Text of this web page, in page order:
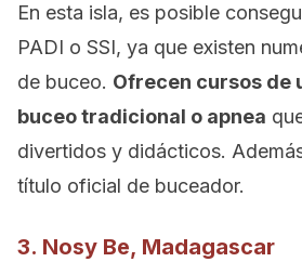
En esta isla, es posible
PADI o SSI, ya que existen
de buceo. Ofrecen cursos de
buceo tradicional o apnea
divertidos y didácticos.
título oficial de buceador.
3. Nosy Be, Madagascar